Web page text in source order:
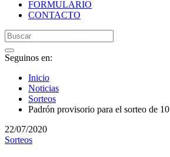
FORMULARIO
CONTACTO
Seguinos en:
Inicio
Noticias
Sorteos
Padrón provisorio para el sorteo de
22/07/2020
Sorteos